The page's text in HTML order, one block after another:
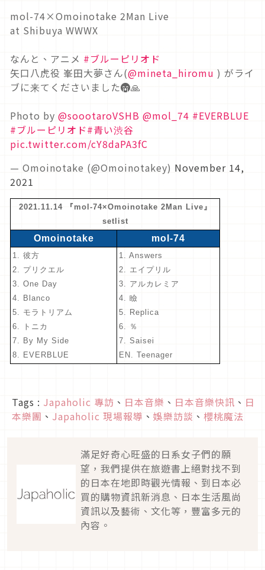
mol-74×Omoinotake 2Man Live
at Shibuya WWWX
なんと、アニメ #ブルーピリオド
矢口八虎役 峯田大夢さん(@mineta_hiromu ) がライ
ブに来てくださいました😭🙏
Photo by @soootaroVSHB @mol_74 #EVERBLUE
#ブルーピリオド#青い渋谷
pic.twitter.com/cY8daPA3fC
— Omoinotake (@Omoinotakey) November 14,
2021
2021.11.14 『mol-74×Omoinotake 2Man Live』
setlist
Omoinotake mol-74
1. 彼方
2. プリクエル
3. One Day
4. Blanco
5. モラトリアム
6. トニカ
7. By My Side
8. EVERBLUE
1. Answers
2. エイプリル
3. アルカレミア
4. 瞼
5. Replica
6. ％
7. Saisei
EN. Teenager
Tags : Japaholic 專訪 、 日本音樂 、 日本音樂快訊 、 日
本樂團 、 Japaholic 現場報導 、 娛樂訪談 、 櫻桃魔法
滿足好奇心旺盛的日系女子們的願
望，我們提供在旅遊書上絕對找不到
的日本在地即時觀光情報、到日本必
買的購物資訊新消息、日本生活風尚
資訊以及藝術、文化等，豐富多元的
內容。